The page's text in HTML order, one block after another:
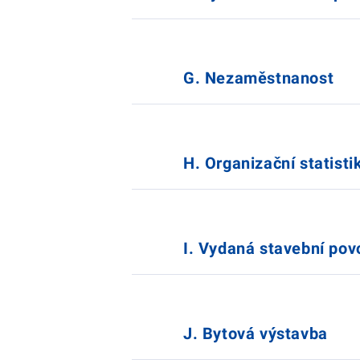
G. Nezaměstnanost
H. Organizační
I. Vydaná stavební
J. Bytová výstavba